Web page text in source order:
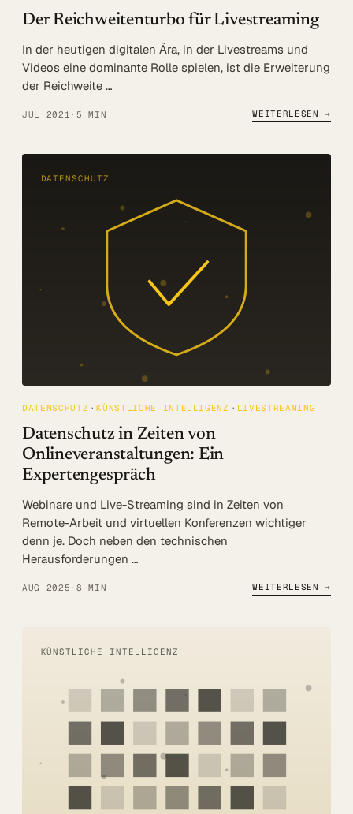
Der Reichweitenturbo für Livestreaming
In der heutigen digitalen Ära, in der Livestreams und
Videos eine dominante Rolle spielen, ist die Erweiterung
der Reichweite …
JUL 2021 · 5 MIN WEITERLESEN →
DATENSCHUTZ
DATENSCHUTZ KÜNSTLICHE INTELLIGENZ LIVESTREAMING
Datenschutz in Zeiten von
Onlineveranstaltungen: Ein
Expertengespräch
Webinare und Live-Streaming sind in Zeiten von
Remote-Arbeit und virtuellen Konferenzen wichtiger
denn je. Doch neben den technischen
Herausforderungen …
AUG 2025 · 8 MIN WEITERLESEN →
KÜNSTLICHE INTELLIGENZ